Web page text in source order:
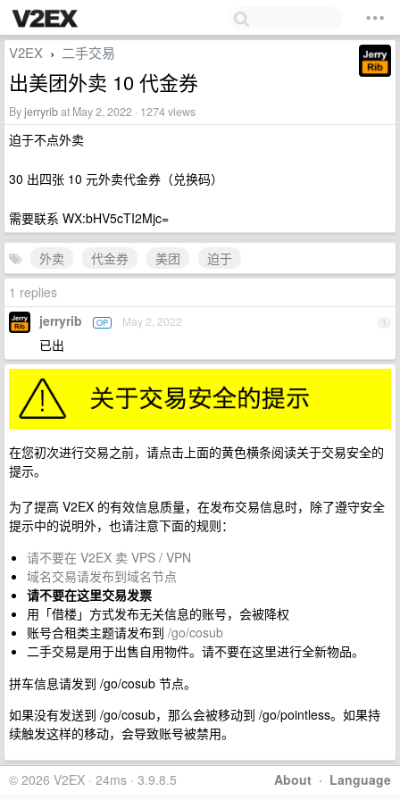
V2EX › 二手交易
出美团外卖 10 代金券
Byjerryribat May 2, 2022 · 1274 views
迫于不点外卖
30 出四张 10 元外卖代金券（兑换码）
需要联系 WX:bHV5cTI2Mjc=
外卖 代金券 美团
迫于
1 replies
1
jerryrib OP May 2, 2022
已出
在您初次进行交易之前，请点击上面的黄色横条阅读关于交易安全的
提示。
为了提高 V2EX 的有效信息质量，在发布交易信息时，除了遵守安全
提示中的说明外，也请注意下面的规则：
请不要在 V2EX 卖 VPS / VPN
域名交易请发布到域名节点
请不要在这里交易发票
用「借楼」方式发布无关信息的账号，会被降权
账号合租类主题请发布到 /go/cosub
二手交易是用于出售自用物件。请不要在这里进行全新物品。
拼车信息请发到 /go/cosub 节点。
如果没有发送到 /go/cosub，那么会被移动到 /go/pointless。如果持
续触发这样的移动，会导致账号被禁用。
About · Language
© 2026 V2EX · 24ms · 3.9.8.5